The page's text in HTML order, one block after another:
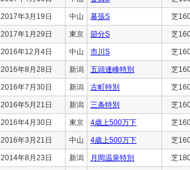
2017年3月19日 中山 幕張S 芝
2017年1月29日 東京 節分S 芝
2016年12月4日 中山 市川S 芝
2016年8月28日 新潟 五頭連峰特別 芝
2016年7月30日 新潟 古町特別 芝
2016年5月21日 新潟 三条特別 芝
2016年4月30日 東京 4歳上500万下 芝
2016年3月21日 中山 4歳上500万下 芝
2014年8月23日 新潟 月岡温泉特別 芝